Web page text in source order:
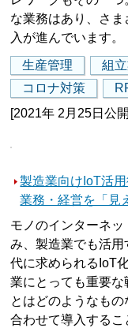
な業務はあり、さ
入が進んでいます。
生産管理 組
コロナ対策
[2021年 2月25日公開]
製造業向けIoT活
業務・経営を「見
モノのインターネ
み、製造業でも活
代に求められるIoT
業にとっても重要
とはどのようなも
合わせて導入する